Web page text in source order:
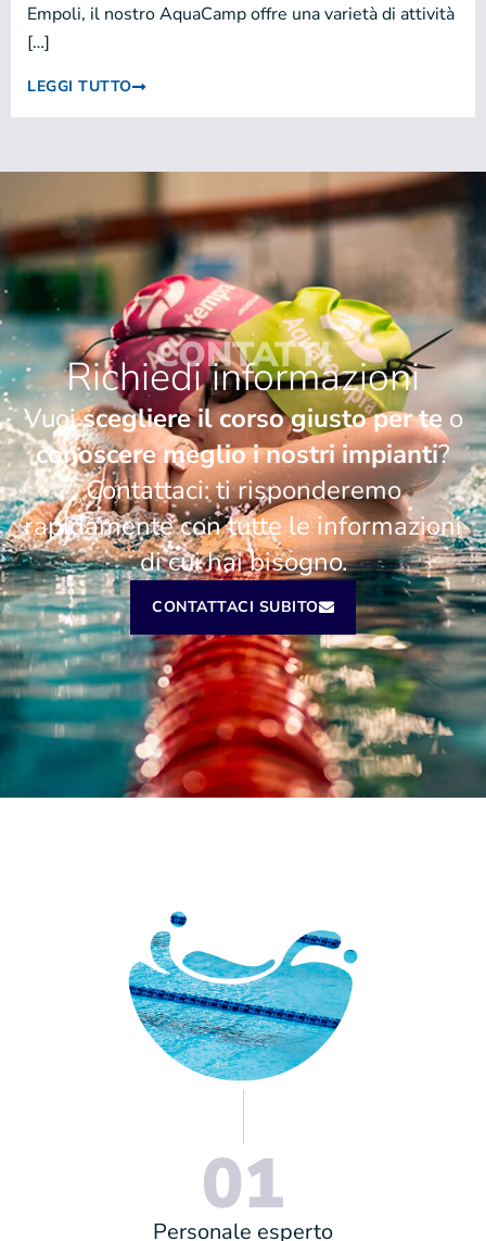
Empoli, il nostro AquaCamp offre una varietà di attività
[…]
LEGGI TUTTO
CONTATTI
Richiedi informazioni
Vuoiscegliere il corso giusto per te o
conoscere meglio i nostri impianti?
Contattaci: ti risponderemo
rapidamente con tutte le informazioni
di cui hai bisogno.
CONTATTACI SUBITO
01
Personale esperto